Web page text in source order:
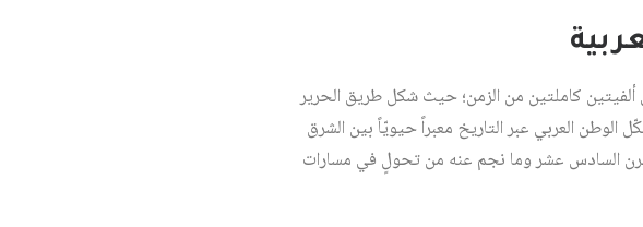
ألفيتين كاملتين من الزمن؛ حيث شكل طريق الحرير
العربي عبر التاريخ معبراً حيويّاً بين الشرق
السادس عشر وما نجم عنه من تحولٍ في مسارات